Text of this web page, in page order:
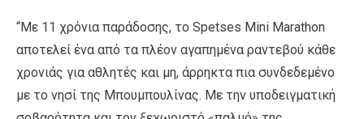
“Με 11 χρόνια παράδοσης, το Spetses Mini Marathon
αποτελεί ένα από τα πλέον αγαπημένα ραντεβού κάθε
χρονιάς για αθλητές και μη, άρρηκτα πια συνδεδεμένο
με το νησί της Μπουμπουλίνας. Με την υποδειγματική